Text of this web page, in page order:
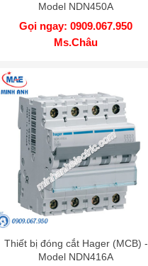
Model NDN450A
Gọi ngay: 0909.067.950
Ms.Châu
Thiết bị đóng cắt Hager (MCB) -
Model NDN416A